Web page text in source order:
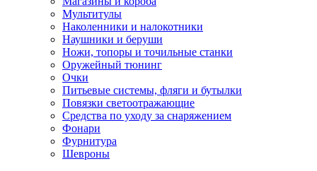
Мультитулы
Наколенники и налокотники
Наушники и беруши
Ножи, топоры и точильные станки
Оружейный тюнинг
Очки
Питьевые системы, фляги и бутылки
Повязки светоотражающие
Средства по уходу за снаряжением
Фонари
Фурнитура
Шевроны